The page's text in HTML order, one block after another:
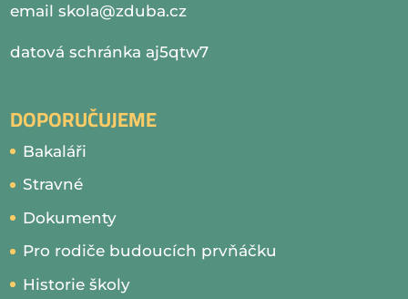
emailskola@zduba.cz
datová schránka aj5qtw7
DOPORUČUJEME
Bakaláři
Stravné
Dokumenty
Pro rodiče budoucích prvňáčku
Historie školy